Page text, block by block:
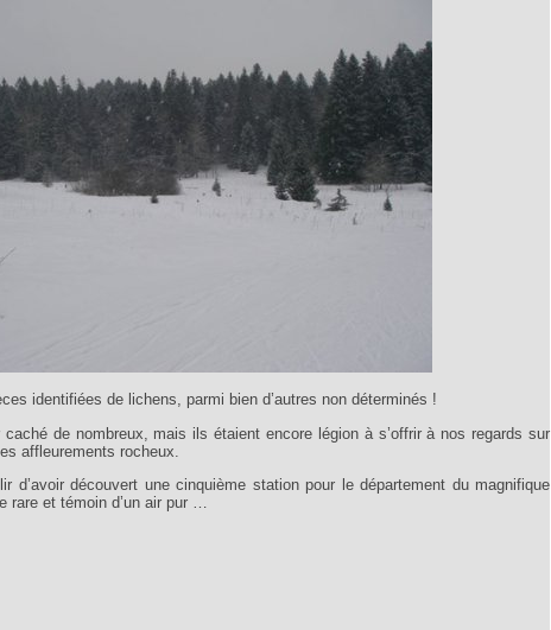
identifiées de lichens, parmi bien d’autres non déterminés !
de nombreux, mais ils étaient encore légion à s’offrir à nos regards sur
affleurements rocheux.
d’avoir découvert une cinquième station pour le département du magnifique
rare et témoin d’un air pur …